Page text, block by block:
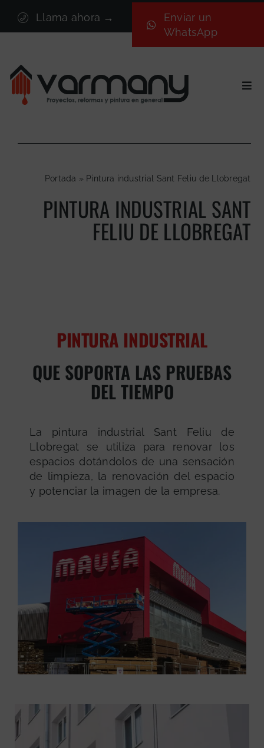
contenido
Llama ahora →
Enviar un
WhatsApp
Sectores
Proyectos
Nosotros
Portada » Pintura industrial Sant Feliu de Llobregat
PINTURA INDUSTRIAL SANT
FELIU DE LLOBREGAT
PINTURA INDUSTRIAL
QUE SOPORTA LAS PRUEBAS
DEL TIEMPO
La pintura industrial Sant Feliu de
Llobregat se utiliza para renovar los
espacios dotándolos de una sensación
de limpieza, la renovación del espacio
y potenciar la imagen de la empresa.